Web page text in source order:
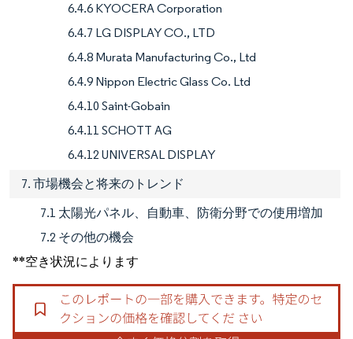
6.4.6 KYOCERA Corporation
6.4.7 LG DISPLAY CO., LTD
6.4.8 Murata Manufacturing Co., Ltd
6.4.9 Nippon Electric Glass Co. Ltd
6.4.10 Saint-Gobain
6.4.11 SCHOTT AG
6.4.12 UNIVERSAL DISPLAY
7. 市場機会と将来のトレンド
7.1 太陽光パネル、自動車、防衛分野での使用増加
7.2 その他の機会
**空き状況によります